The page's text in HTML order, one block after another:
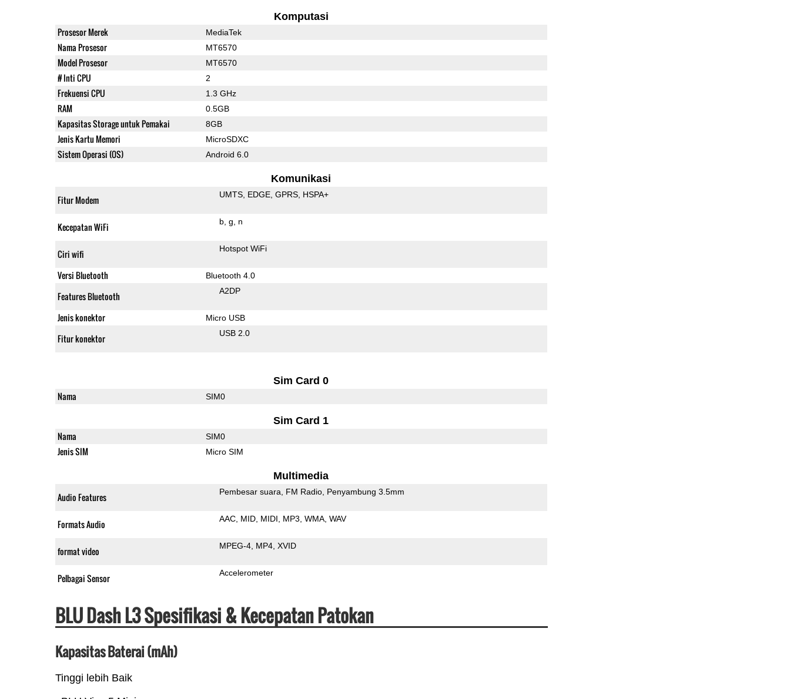
Komputasi
Prosesor Merek MediaTek
Nama Prosesor MT6570
Model Prosesor MT6570
# Inti CPU 2
Frekuensi CPU 1.3 GHz
RAM 0.5GB
Kapasitas Storage untuk Pemakai 8GB
Jenis Kartu Memori MicroSDXC
Sistem Operasi (OS) Android 6.0
Komunikasi
Fitur Modem UMTS EDGE GPRS HSPA+
Kecepatan WiFi b g n
Ciri wifi Hotspot WiFi
Versi Bluetooth Bluetooth 4.0
Features Bluetooth A2DP
Jenis konektor Micro USB
Fitur konektor USB 2.0
Sim Card 0
Nama SIM0
Sim Card 1
Nama SIM0
Jenis SIM Micro SIM
Multimedia
Audio Features Pembesar suara FM Radio Penyambung 3.5mm
Formats Audio AAC MID MIDI MP3 WMA WAV
format video MPEG-4 MP4 XVID
Pelbagai Sensor Accelerometer
BLU Dash L3 Spesifikasi & Kecepatan Patokan
Kapasitas Baterai (mAh)
Tinggi lebih Baik